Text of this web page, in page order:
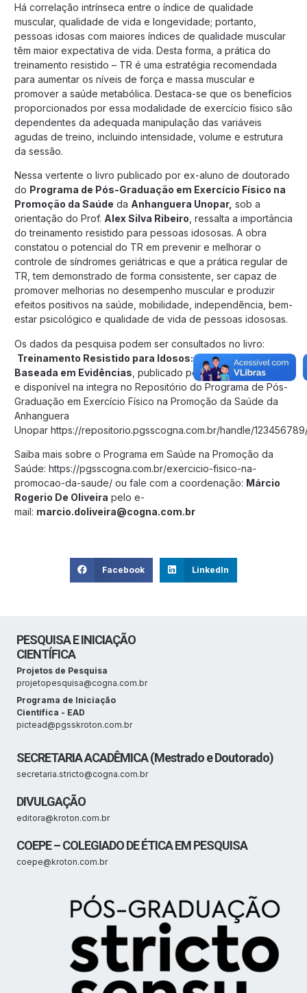
Há correlação intrínseca entre o índice de qualidade
muscular, qualidade de vida e longevidade; portanto,
pessoas idosas com maiores índices de qualidade muscular
têm maior expectativa de vida. Desta forma, a prática do
treinamento resistido – TR é uma estratégia recomendada
para aumentar os níveis de força e massa muscular e
promover a saúde metabólica. Destaca-se que os benefícios
proporcionados por essa modalidade de exercício físico são
dependentes da adequada manipulação das variáveis
agudas de treino, incluindo intensidade, volume e estrutura
da sessão.
Nessa vertente o livro publicado por ex-aluno de doutorado
do Programa de Pós-Graduação em Exercício Físico na
Promoção da Saúde da Anhanguera Unopar, sob a
orientação do Prof. Alex Silva Ribeiro , ressalta a importância
do treinamento resistido para pessoas idososas. A obra
constatou o potencial do TR em prevenir e melhorar o
controle de síndromes geriátricas e que a prática regular de
TR, tem demonstrado de forma consistente, ser capaz de
promover melhorias no desempenho muscular e produzir
efeitos positivos na saúde, mobilidade, independência, bem-
estar psicológico e qualidade de vida de pessoas idososas.
Os dados da pesquisa podem ser consultados no livro:
Treinamento Resistido para Idosos: Prescrição
Baseada em Evidências , publicado pelo Editora Científica
e disponível na integra no Repositório do Programa de Pós-
Graduação em Exercício Físico na Promoção da Saúde da
Anhanguera
Unopar https://repositorio.pgsscogna.com.br/handle/
Saiba mais sobre o Programa em Saúde na Promoção da
Saúde: https://pgsscogna.com.br/exercicio-fisico-na-
promocao-da-saude/ ou fale com a coordenação: Márcio
Rogerio De Oliveira pelo e-
mail: marcio.doliveira@cogna.com.br
Facebook LinkedIn
PESQUISA E INICIAÇÃO
CIENTÍFICA
Projetos de Pesquisa
projetopesquisa@cogna.com.br
Programa de Iniciação
Científica - EAD
pictead@pgsskroton.com.br
SECRETARIA ACADÊMICA (Mestrado e Doutorado)
secretaria.stricto@cogna.com.br
DIVULGAÇÃO
editora@kroton.com.br
COEPE – COLEGIADO DE ÉTICA EM PESQUISA
coepe@kroton.com.br